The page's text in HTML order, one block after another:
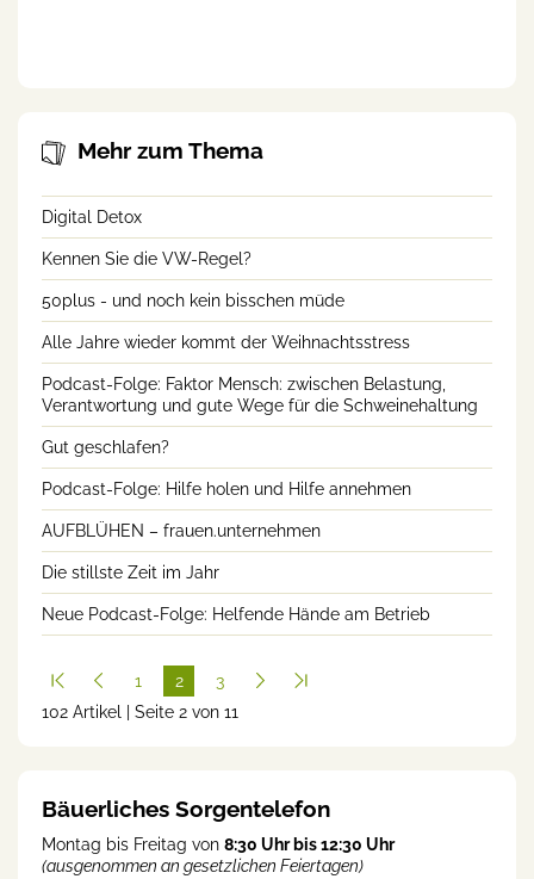
Mehr zum Thema
Digital Detox
Kennen Sie die VW-Regel?
50plus - und noch kein bisschen müde
Alle Jahre wieder kommt der Weihnachtsstress
Podcast-Folge: Faktor Mensch: zwischen Belastung,
Verantwortung und gute Wege für die Schweinehaltung
Gut geschlafen?
Podcast-Folge: Hilfe holen und Hilfe annehmen
AUFBLÜHEN – frauen.unternehmen
Die stillste Zeit im Jahr
Neue Podcast-Folge: Helfende Hände am Betrieb
1
2
(cur
3
102 Artikel | Seite 2 von 11
Bäuerliches Sorgentelefon
Montag bis Freitag von 8:30 Uhr bis 12:30 Uhr
(ausgenommen an gesetzlichen Feiertagen)